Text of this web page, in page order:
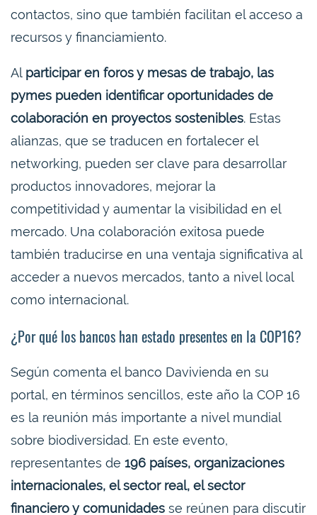
contactos, sino que también facilitan el acceso a
recursos y financiamiento.
Al participar en foros y mesas de trabajo, las
pymes pueden identificar oportunidades de
colaboración en proyectos sostenibles. Estas
alianzas, que se traducen en fortalecer el
networking, pueden ser clave para desarrollar
productos innovadores, mejorar la
competitividad y aumentar la visibilidad en el
mercado. Una colaboración exitosa puede
también traducirse en una ventaja significativa al
acceder a nuevos mercados, tanto a nivel local
como internacional.
¿Por qué los bancos han estado presentes en la COP16?
Según comenta el banco Davivienda en su
portal, en términos sencillos, este año la COP 16
es la reunión más importante a nivel mundial
sobre biodiversidad. En este evento,
representantes de 196 países, organizaciones
internacionales, el sector real, el sector
financiero y comunidades se reúnen para discutir